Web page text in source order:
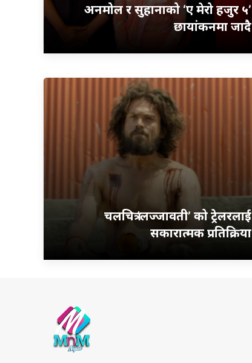
अनमोल र सुहानाको ‘ए मेरो हजुर ५’
छायांकनमा जादै
चलचित्र ‘लज्जावती’ को ट्रेलरलाई
सकारात्मक प्रतिक्रिया